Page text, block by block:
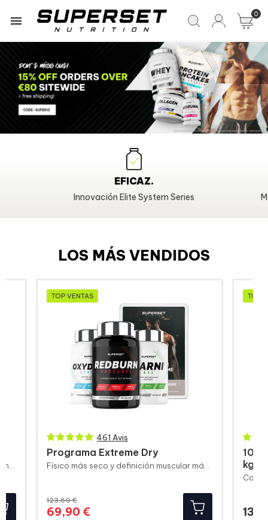
 0
EFICAZ.
Innovación Elite System Series
LOS MÁS VENDIDOS
TOP VENTAS
461 Avis
Programa Extreme Dry
123,60 €
69,90 €
TOP
kg)